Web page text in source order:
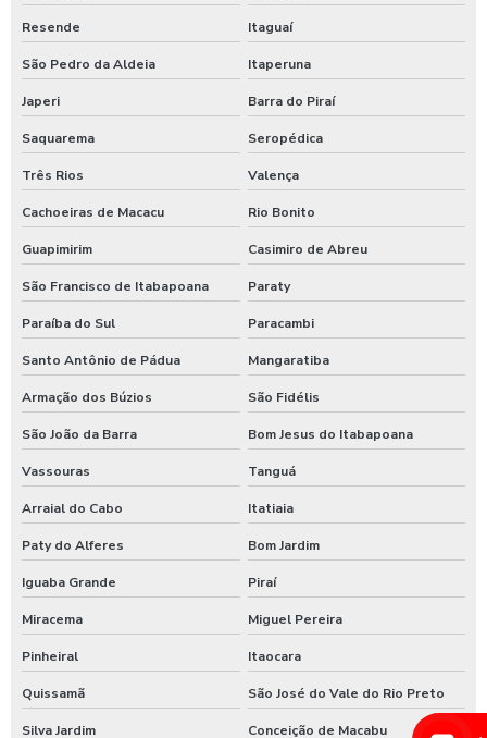
Fornecedor de aspirador self service
Germicida automotivo
Germicida para carros
Higienização automotiva
Higienização automotiva contra covid 19
Higienização automotiva preço
Higienização automotiva a seco
Higienização automotiva valor
Higienização automotiva a vapor
Higienização de carros preço
Lava ônibus
Lava rápido self service em posto de gasolina
Lavador de ônibus preco
Lavadora de alta pressão com controle remoto
Lavadora de alta pressão para lavar caminhões
Lavadora de alta pressão para lavar ônibus
Resende Itaguaí
São Pedro da Aldeia Itaperuna
Japeri Barra do Piraí
Saquarema Seropédica
Três Rios Valença
Cachoeiras de Macacu Rio Bonito
Guapimirim Casimiro de Abreu
São Francisco de Itabapoana Paraty
Paraíba do Sul Paracambi
Santo Antônio de Pádua Mangaratiba
Armação dos Búzios São Fidélis
São João da Barra Bom Jesus do Itabapoana
Vassouras Tanguá
Arraial do Cabo Itatiaia
Paty do Alferes Bom Jardim
Iguaba Grande Piraí
Miracema Miguel Pereira
Pinheiral Itaocara
Quissamã São José do Vale do Rio Preto
Silva Jardim Conceição de Macabu